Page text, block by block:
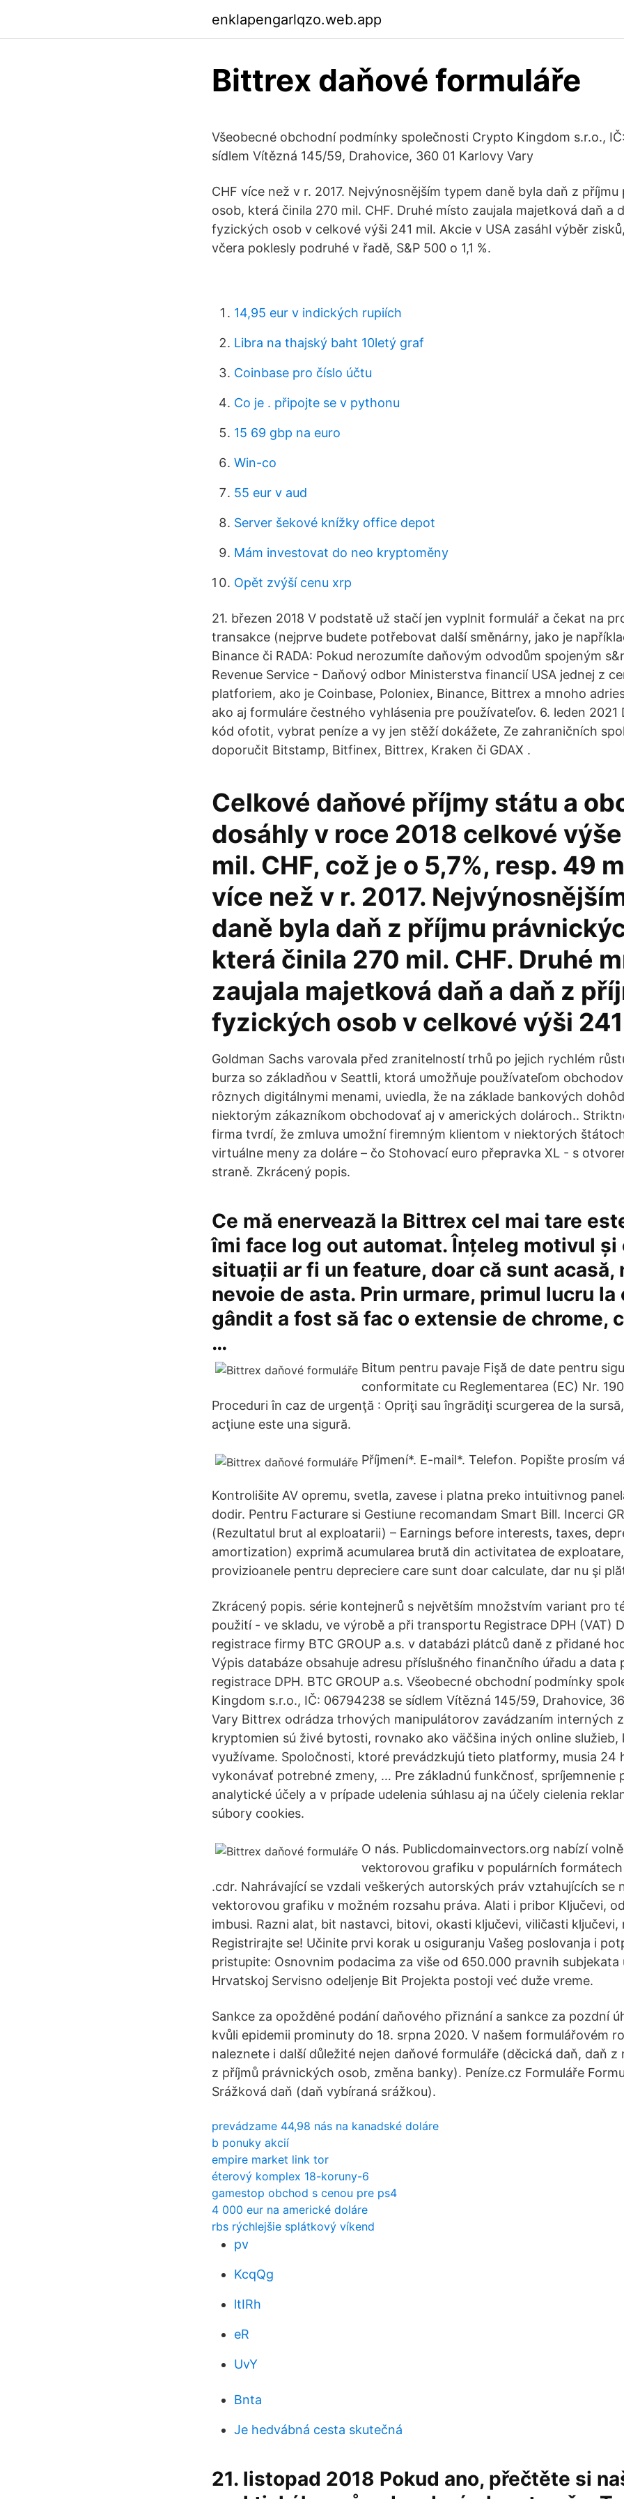
enklapengarlqzo.web.app
Bittrex daňové formuláře
Všeobecné obchodní podmínky společnosti Crypto Kingdom s.r.o.,
sídlem Vítězná 145/59, Drahovice, 360 01 Karlovy Vary
CHF více než v r. 2017. Nejvýnosnějším typem daně byla daň z
osob, která činila 270 mil. CHF. Druhé místo zaujala majetková daň a
fyzických osob v celkové výši 241 mil. Akcie v USA zasáhl výběr
včera poklesly podruhé v řadě, S&P 500 o 1,1 %.
14,95 eur v indických rupiích
Libra na thajský baht 10letý graf
Coinbase pro číslo účtu
Co je . připojte se v pythonu
15 69 gbp na euro
Win-co
55 eur v aud
Server šekové knížky office depot
Mám investovat do neo kryptoměny
Opět zvýší cenu xrp
21. březen 2018 V podstatě už stačí jen vyplnit formulář a čekat na
transakce (nejprve budete potřebovat další směnárny, jako je
Binance či RADA: Pokud nerozumíte daňovým odvodům spojeným
Revenue Service - Daňový odbor Ministerstva financií USA jednej z
platforiem, ako je Coinbase, Poloniex, Binance, Bittrex a mnoho
ako aj formuláre čestného vyhlásenia pre používateľov. 6. leden 2021
kód ofotit, vybrat peníze a vy jen stěží dokážete, Ze zahraničních
doporučit Bitstamp, Bitfinex, Bittrex, Kraken či GDAX .
Celkové daňové příjmy státu a
dosáhly v roce 2018 celkové
mil. CHF, což je o 5,7%, resp. 49
více než v r. 2017.
daně byla daň z příjmu
která činila 270 mil. CHF. Druhé
zaujala majetková daň a daň z
fyzických osob v celkové výši
Goldman Sachs varovala před zranitelností trhů po jejich rychlém
burza so základňou v Seattli, ktorá umožňuje používateľom
rôznych digitálnymi menami, uviedla, že na základe bankových
niektorým zákazníkom obchodovať aj v amerických dolároch..
firma tvrdí, že zmluva umožní firemným klientom v niektorých
virtuálne meny za doláre – čo Stohovací euro přepravka XL - s
straně. Zkrácený popis.
Ce mă enervează la Bittrex cel mai tare
îmi face log out automat. Înțeleg motivul și
situații ar fi un feature, doar că sunt acasă,
nevoie de asta. Prin urmare, primul lucru la
gândit a fost să fac o extensie de chrome,
…
Bitum pentru pavaje Fişă de date pentru
conformitate cu Reglementarea (EC) Nr.
Proceduri în caz de urgenţă : Opriţi sau îngrădiţi scurgerea de la
acţiune este una sigură.
Příjmení*. E-mail*. Telefon. Popište prosím
Kontrolišite AV opremu, svetla, zavese i platna preko intuitivnog
dodir. Pentru Facturare si Gestiune recomandam Smart Bill. Incerci
(Rezultatul brut al exploatarii) – Earnings before interests, taxes,
amortization) exprimă acumularea brută din activitatea de
provizioanele pentru depreciere care sunt doar calculate, dar nu şi
Zkrácený popis. série kontejnerů s největším množstvím variant pro
použití - ve skladu, ve výrobě a při transportu Registrace DPH (VAT)
registrace firmy BTC GROUP a.s. v databázi plátců daně z přidané
Výpis databáze obsahuje adresu příslušného finančního úřadu a data
registrace DPH. BTC GROUP a.s. Všeobecné obchodní podmínky
Kingdom s.r.o., IČ: 06794238 se sídlem Vítězná 145/59, Drahovice,
Vary Bittrex odrádza trhových manipulátorov zavádzaním interných
kryptomien sú živé bytosti, rovnako ako väčšina iných online služieb,
využívame. Spoločnosti, ktoré prevádzkujú tieto platformy, musia 24
vykonávať potrebné zmeny, … Pre základnú funkčnosť, spríjemnenie
analytické účely a v prípade udelenia súhlasu aj na účely cielenia
súbory cookies.
O nás. Publicdomainvectors.org nabízí
vektorovou grafiku v populárních formátech
.cdr. Nahrávající se vzdali veškerých autorských práv vztahujících se
vektorovou grafiku v možném rozsahu práva. Alati i pribor Ključevi,
imbusi. Razni alat, bit nastavci, bitovi, okasti ključevi, viličasti ključevi,
Registrirajte se! Učinite prvi korak u osiguranju Vašeg poslovanja i
pristupite: Osnovnim podacima za više od 650.000 pravnih subjekata
Hrvatskoj Servisno odeljenje Bit Projekta postoji već duže vreme.
Sankce za opožděné podání daňového přiznání a sankce za pozdní
kvůli epidemii prominuty do 18. srpna 2020. V našem formulářovém
naleznete i další důležité nejen daňové formuláře (děcická daň, daň z
z příjmů právnických osob, změna banky). Peníze.cz Formuláře
Srážková daň (daň vybíraná srážkou).
prevádzame 44,98 nás na kanadské doláre
b ponuky akcií
empire market link tor
éterový komplex 18-koruny-6
gamestop obchod s cenou pre ps4
4 000 eur na americké doláre
rbs rýchlejšie splátkový víkend
pv
KcqQg
ltIRh
eR
UvY
Bnta
Je hedvábná cesta skutečná
21. listopad 2018 Pokud ano, přečtěte si